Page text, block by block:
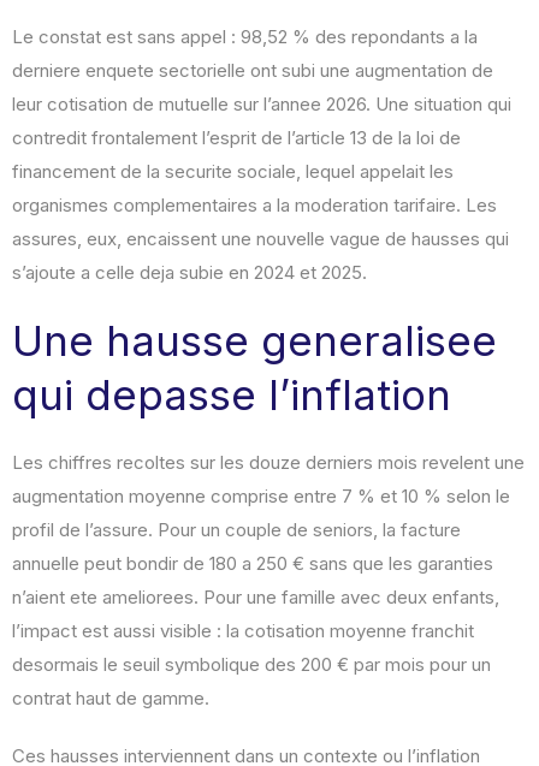
Le constat est sans appel : 98,52 % des repondants a la
derniere enquete sectorielle ont subi une augmentation de
leur cotisation de mutuelle sur l’annee 2026. Une situation qui
contredit frontalement l’esprit de l’article 13 de la loi de
financement de la securite sociale, lequel appelait les
organismes complementaires a la moderation tarifaire. Les
assures, eux, encaissent une nouvelle vague de hausses qui
s’ajoute a celle deja subie en 2024 et 2025.
Une hausse generalisee
qui depasse l’inflation
Les chiffres recoltes sur les douze derniers mois revelent une
augmentation moyenne comprise entre 7 % et 10 % selon le
profil de l’assure. Pour un couple de seniors, la facture
annuelle peut bondir de 180 a 250 € sans que les garanties
n’aient ete ameliorees. Pour une famille avec deux enfants,
l’impact est aussi visible : la cotisation moyenne franchit
desormais le seuil symbolique des 200 € par mois pour un
contrat haut de gamme.
Ces hausses interviennent dans un contexte ou l’inflation